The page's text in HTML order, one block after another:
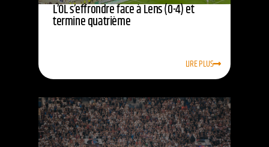
L’OL s’effrondre face à Lens (0-4) et
termine quatrième
LIRE PLUS